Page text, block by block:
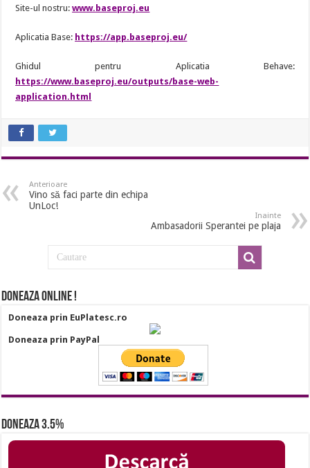
Site-ul nostru:www.baseproj.eu
Aplicatia Base: https://app.baseproj.eu/
Ghidul pentru Aplicatia Behave:
https://www.baseproj.eu/outputs/base-web-
application.html
Anterioare
Vino să faci parte din echipa
UnLoc!
Inainte
Ambasadorii Sperantei pe plaja
Doneaza online !
Doneaza prin EuPlatesc.ro
Doneaza prin PayPal
Doneaza 3.5%